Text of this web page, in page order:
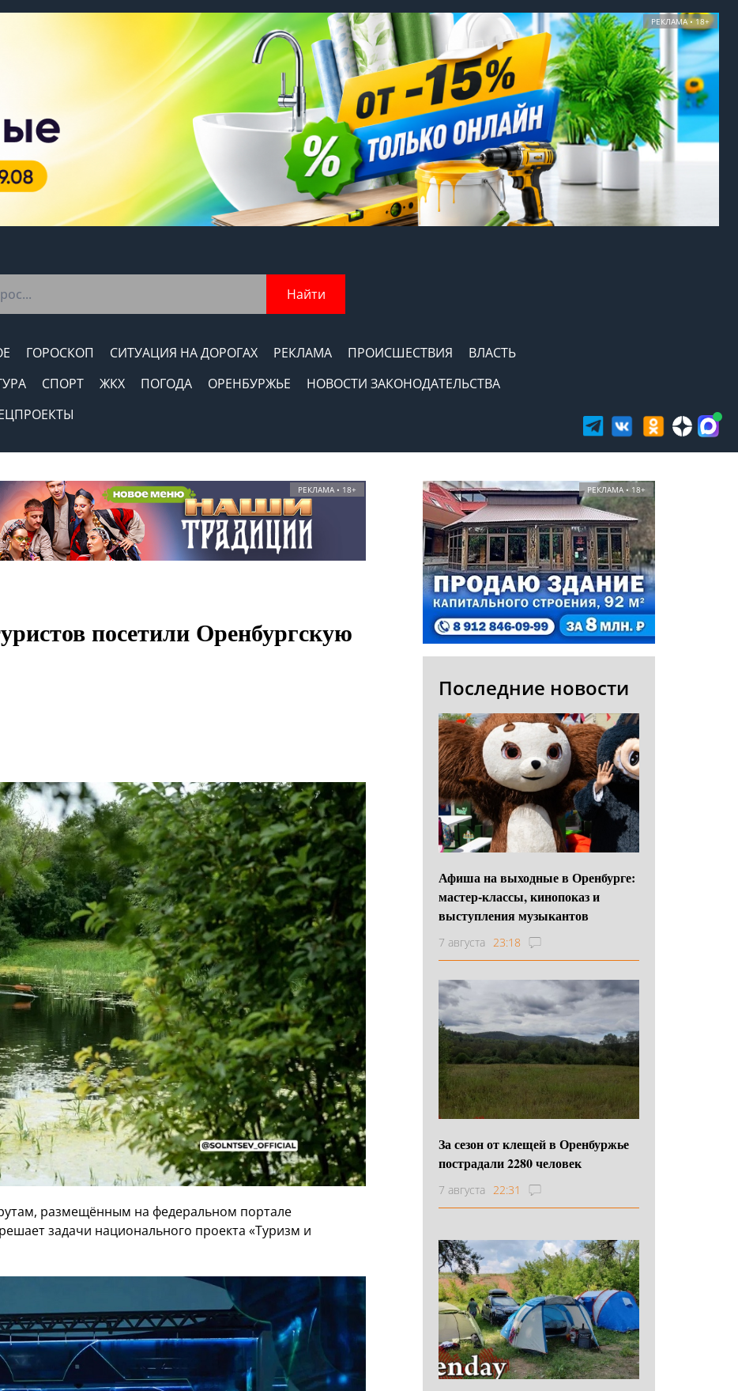
РЕКЛАМА • 18+
Найти
ГОРОСКОП СИТУАЦИЯ НА ДОРОГАХ РЕКЛАМА ПРОИСШЕСТВИЯ
ВЛАСТЬ
СПОРТ ЖКХ ПОГОДА ОРЕНБУРЖЬЕ
НОВОСТИ ЗАКОНОДАТЕЛЬСТВА
РЕКЛАМА • 18+
посетили Оренбургскую
размещённым на федеральном портале
задачи национального проекта «Туризм и
РЕКЛАМА • 18+
Последние новости
Афиша на выходные в Оренбурге:
мастер-классы, кинопоказ и
выступления музыкантов
7 августа 23:18
За сезон от клещей в Оренбуржье
пострадали 2280 человек
7 августа 22:31